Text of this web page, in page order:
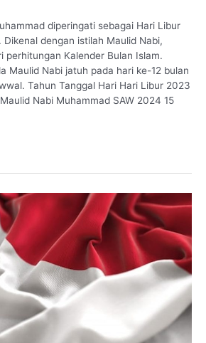
diperingati sebagai Hari Libur
Dikenal dengan istilah Maulid Nabi,
perhitungan Kalender Bulan Islam.
Maulid Nabi jatuh pada hari ke-12 bulan
Tahun Tanggal Hari Hari Libur 2023
Nabi Muhammad SAW 2024 15